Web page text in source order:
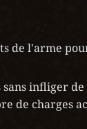
de l'arme
infliger
de charges